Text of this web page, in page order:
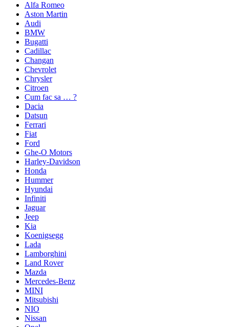
Alfa Romeo
Aston Martin
Audi
BMW
Bugatti
Cadillac
Changan
Chevrolet
Chrysler
Citroen
Cum fac sa … ?
Dacia
Datsun
Ferrari
Fiat
Ford
Ghe-O Motors
Harley-Davidson
Honda
Hummer
Hyundai
Infiniti
Jaguar
Jeep
Kia
Koenigsegg
Lada
Lamborghini
Land Rover
Mazda
Mercedes-Benz
MINI
Mitsubishi
NIO
Nissan